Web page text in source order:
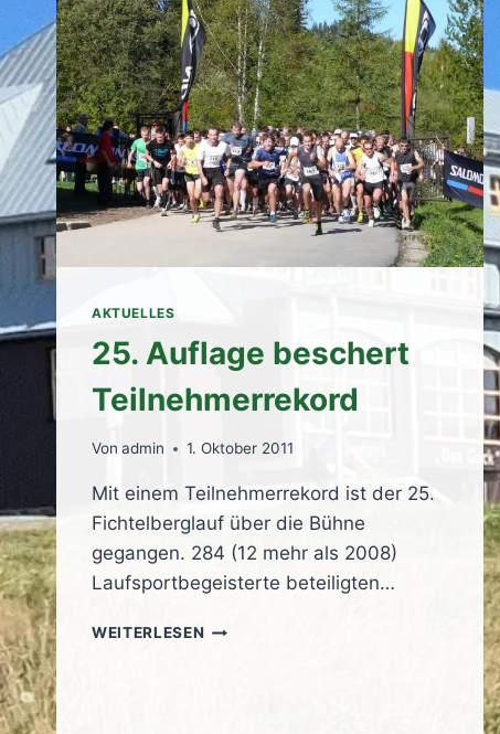
AKTUELLES
25. Auflage beschert
Teilnehmerrekord
Von admin 1. Oktober 2011
Mit einem Teilnehmerrekord ist der 25.
Fichtelberglauf über die Bühne
gegangen. 284 (12 mehr als 2008)
Laufsportbegeisterte beteiligten…
WEITERLESEN 25.